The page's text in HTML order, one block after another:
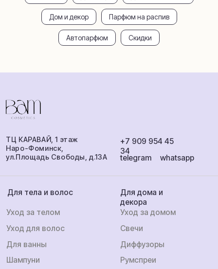
Дом и декор Парфюм на распив
Автопарфюм Скидки
Обмен и возврат
оплата
Сотрудничество
О бренде
Аромамаркетинг